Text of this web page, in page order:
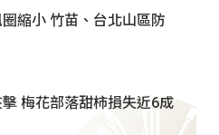
縮小 竹苗、台北山區防
梅花部落甜柿損失近6成